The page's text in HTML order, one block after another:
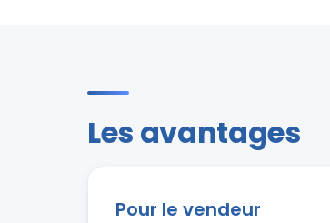
Les avantages
Pour le vendeur